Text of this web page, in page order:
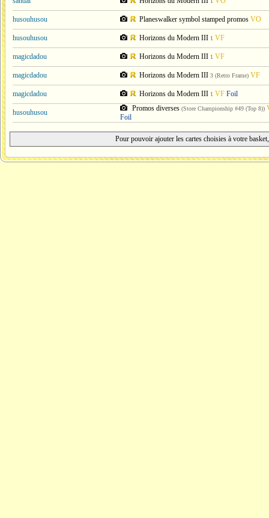
husouhusou Planeswalker symbol stamped promos VO
husouhusou Horizons du Modern III 1 VF
magicdadou Horizons du Modern III 1 VF
magicdadou Horizons du Modern III 3 (Retro Frame) VF
magicdadou Horizons du Modern III 1 VF Foil
husouhusou Promos diverses (Store Championship #49 (Top 8))
Foil
Pour pouvoir ajouter les cartes choisies à votre